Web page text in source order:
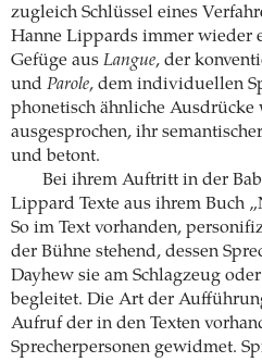
zugleich Schlüssel eines
Hanne Lippards immer wieder
Gefüge aus Langue, der
und Parole, dem individuellen
phonetisch ähnliche
ausgesprochen, ihr
und betont.
Bei ihrem Auftritt in der
Lippard Texte aus ihrem Buch
So im Text vorhanden,
der Bühne stehend, dessen
Dayhew sie am Schlagzeug
begleitet. Die Art der
Aufruf der in den Texten
Sprecherpersonen gewidmet.